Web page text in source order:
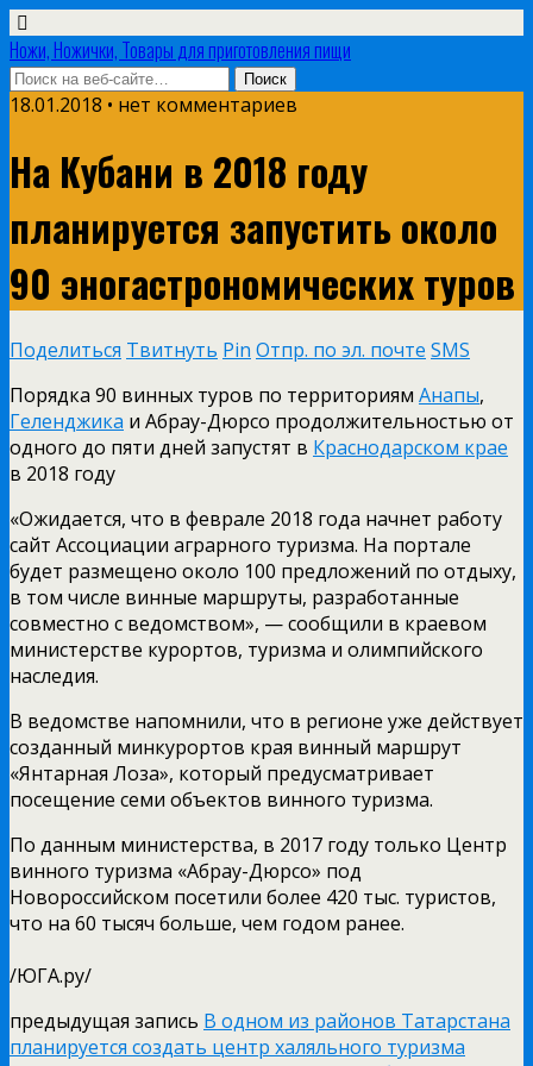
Ножи, Ножички, Товары для приготовления пищи
18.01.2018 • нет комментариев
На Кубани в 2018 году
планируется запустить около
90 эногастрономических туров
Поделиться Твитнуть Pin Отпр. по эл. почте SMS
Порядка 90 винных туров по территориям Анапы,
Геленджика и Абрау-Дюрсо продолжительностью от
одного до пяти дней запустят в Краснодарском крае
в 2018 году
«Ожидается, что в феврале 2018 года начнет работу
сайт Ассоциации аграрного туризма. На портале
будет размещено около 100 предложений по отдыху,
в том числе винные маршруты, разработанные
совместно с ведомством», — сообщили в краевом
министерстве курортов, туризма и олимпийского
наследия.
В ведомстве напомнили, что в регионе уже действует
созданный минкурортов края винный маршрут
«Янтарная Лоза», который предусматривает
посещение семи объектов винного туризма.
По данным министерства, в 2017 году только Центр
винного туризма «Абрау-Дюрсо» под
Новороссийском посетили более 420 тыс. туристов,
что на 60 тысяч больше, чем годом ранее.
/ЮГА.ру/
предыдущая запись В одном из районов Татарстана
планируется создать центр халяльного туризма